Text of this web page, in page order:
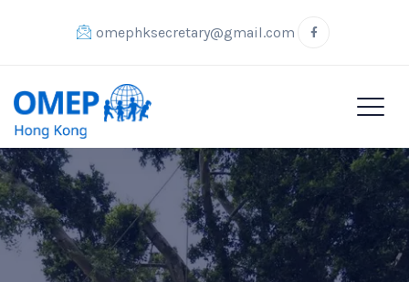
omephksecretary@gmail.com